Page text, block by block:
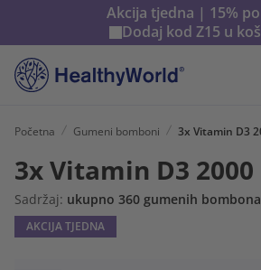
Akcija tjedna | 15%
Dodaj kod Z15 u
Početna Gumeni bomboni 3x Vitamin D3
3x Vitamin D3 2000
Sadržaj: ukupno 360 gumenih bombona
AKCIJA TJEDNA